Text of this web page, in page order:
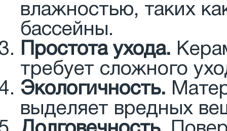
влажностью, таких
бассейны.
Простота ухода.
требует сложного
Экологичность.
выделяет вредных